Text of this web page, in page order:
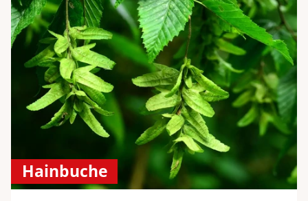
Hainbuche